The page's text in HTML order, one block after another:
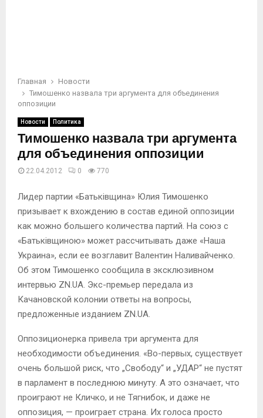
Главная
Новости
Тимошенко назвала три аргумента для объединения
оппозиции
Новости Политика
Тимошенко назвала три аргумента
для объединения оппозиции
22.04.2012 0 770
Лидер партии «Батьківщина» Юлия Тимошенко
призывает к вхождению в состав единой оппозиции
как можно большего количества партий. На союз с
«Батьківщиною» может рассчитывать даже «Наша
Украина», если ее возглавит Валентин Наливайченко.
Об этом Тимошенко сообщила в эксклюзивном
интервью ZN.UA. Экс-премьер передала из
Качановской колонии ответы на вопросы,
предложенные изданием ZN.UA.
Оппозиционерка привела три аргумента для
необходимости объединения. «Во-первых, существует
очень большой риск, что „Свободу“ и „УДАР“ не пустят
в парламент в последнюю минуту. А это означает, что
проиграют не Кличко, и не Тягнибок, и даже не
оппозиция, — проиграет страна. Их голоса просто